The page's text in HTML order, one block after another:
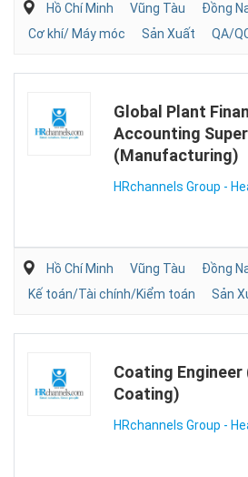
Hồ Chí Minh Vũng Tàu
Đồng
Cơ khí/ Máy móc
Sản Xuất QA/
Global Plant
Accounting
(Manufacturing)
HRchannels Group -
Hồ Chí Minh Vũng Tàu
Đồng
Kế toán/Tài chính/Kiểm toán
Sản
Coating Engineer
Coating)
HRchannels Group -